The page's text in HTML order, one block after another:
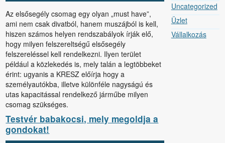
Az elsősegély csomag egy olyan „must have”,
ami nem csak divatból, hanem muszájból is kell,
hiszen számos helyen rendszabályok írják elő,
hogy milyen felszereltségű elsősegély
felszereléssel kell rendelkezni. Ilyen terület
például a közlekedés is, mely talán a legtöbbeket
érint: ugyanis a KRESZ előírja hogy a
személyautókba, illetve különféle nagyságú és
utas kapacitással rendelkező járműbe milyen
csomag szükséges.
Testvér babakocsi, mely megoldja a
gondokat!
Uncategorized
Üzlet
Vállalkozás